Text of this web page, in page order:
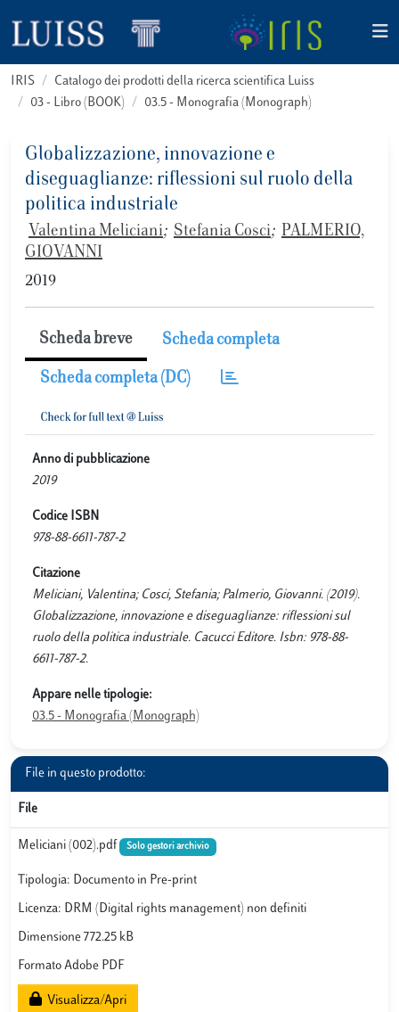
IRIS
Catalogo dei prodotti della ricerca scientifica Luiss
03 - Libro (BOOK)
03.5 - Monografia (Monograph)
Globalizzazione, innovazione e
diseguaglianze: riflessioni sul ruolo della
politica industriale
Valentina Meliciani; Stefania Cosci; PALMERIO,
GIOVANNI
2019
Scheda breve Scheda completa
Scheda completa (DC)
Anno di pubblicazione
2019
Codice ISBN
978-88-6611-787-2
Citazione
Meliciani, Valentina; Cosci, Stefania; Palmerio, Giovanni. (2019).
Globalizzazione, innovazione e diseguaglianze: riflessioni sul
ruolo della politica industriale. Cacucci Editore. Isbn: 978-88-
6611-787-2.
Appare nelle tipologie:
03.5 - Monografia (Monograph)
File in questo prodotto:
File
Meliciani (002).pdf Solo gestori archivio
Tipologia: Documento in Pre-print
Licenza: DRM (Digital rights management) non definiti
Dimensione 772.25 kB
Formato Adobe PDF
Visualizza/Apri